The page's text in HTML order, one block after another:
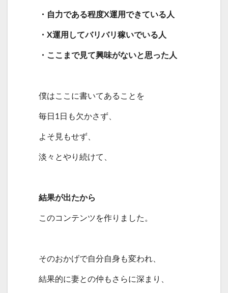
・自力である程度X運用できている人
・X運用してバリバリ稼いでいる人
・ここまで見て興味がないと思った人
僕はここに書いてあることを
毎日1日も欠かさず、
よそ見もせず、
淡々とやり続けて、
結果が出たから
このコンテンツを作りました。
そのおかげで自分自身も変われ、
結果的に妻との仲もさらに深まり、